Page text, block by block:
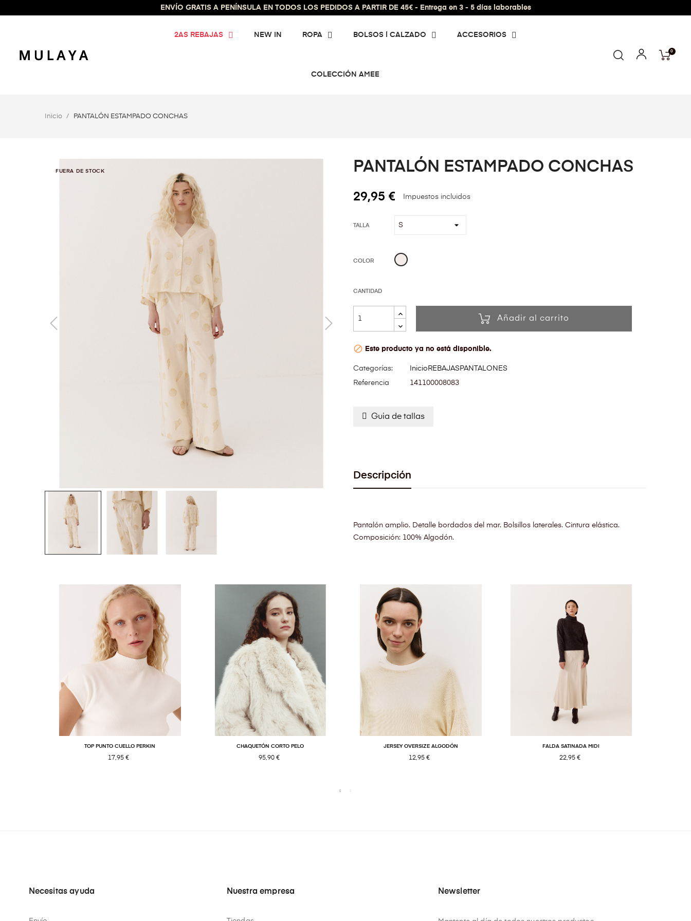
ENVÍO GRATIS A PENÍNSULA EN TODOS LOS PEDIDOS A PARTIR DE 45€ - Entrega en 3 - 5 días laborables
2AS REBAJAS NEW IN ROPA BOLSOS | CALZADO ACCESORIOS
COLECCIÓN AMEE
0
Inicio PANTALÓN ESTAMPADO CONCHAS
FUERA DE STOCK PANTALÓN ESTAMPADO CONCHAS
29,95 € Impuestos incluidos
TALLA
COLOR Beige
CANTIDAD
Añadir al carrito
 Este producto ya no está disponible.
Categorías: Inicio REBAJAS PANTALONES
Referencia
141100008083
Guia de tallas
Descripción
Pantalón amplio. Detalle bordados del mar. Bolsillos laterales. Cintura elástica.
Composición: 100% Algodón.
TOP PUNTO CUELLO PERKIN
17,95 €
CHAQUETÓN CORTO PELO
95,90 €
JERSEY OVERSIZE ALGODÓN
12,95 €
FALDA SATINADA MIDI
22,95 €
Necesitas ayuda Nuestra empresa Newsletter